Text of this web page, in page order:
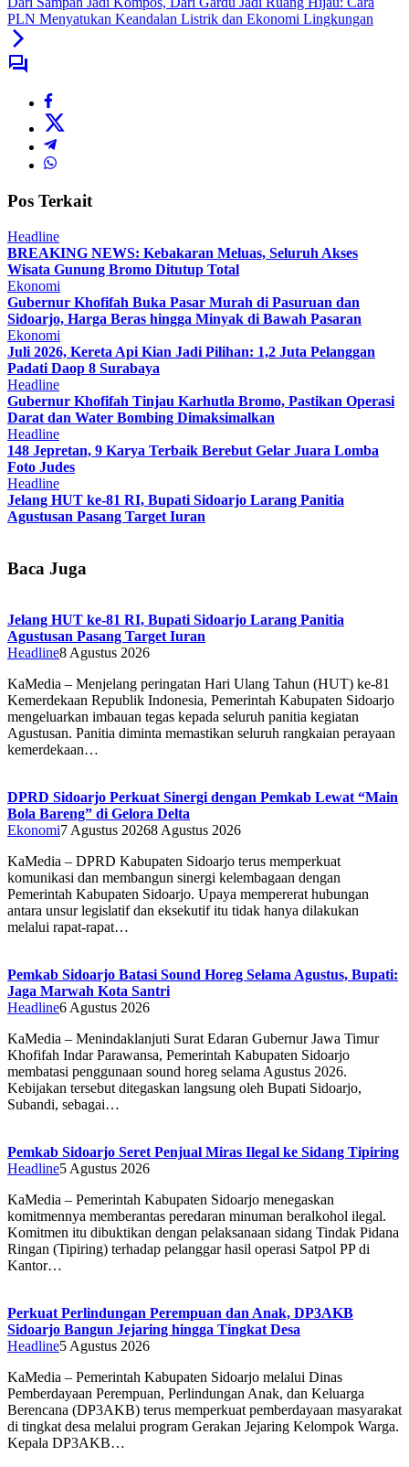
PLN Menyatukan Keandalan Listrik dan Ekonomi Lingkungan
Pos Terkait
Headline
BREAKING NEWS: Kebakaran Meluas, Seluruh Akses
Wisata Gunung Bromo Ditutup Total
Ekonomi
Gubernur Khofifah Buka Pasar Murah di Pasuruan dan
Sidoarjo, Harga Beras hingga Minyak di Bawah Pasaran
Ekonomi
Juli 2026, Kereta Api Kian Jadi Pilihan: 1,2 Juta Pelanggan
Padati Daop 8 Surabaya
Headline
Gubernur Khofifah Tinjau Karhutla Bromo, Pastikan Operasi
Darat dan Water Bombing Dimaksimalkan
Headline
148 Jepretan, 9 Karya Terbaik Berebut Gelar Juara Lomba
Foto Judes
Headline
Jelang HUT ke-81 RI, Bupati Sidoarjo Larang Panitia
Agustusan Pasang Target Iuran
Baca Juga
Jelang HUT ke-81 RI, Bupati Sidoarjo Larang Panitia
Agustusan Pasang Target Iuran
Headline8 Agustus 2026
KaMedia – Menjelang peringatan Hari Ulang Tahun (HUT) ke-81
Kemerdekaan Republik Indonesia, Pemerintah Kabupaten Sidoarjo
mengeluarkan imbauan tegas kepada seluruh panitia kegiatan
Agustusan. Panitia diminta memastikan seluruh rangkaian perayaan
kemerdekaan…
DPRD Sidoarjo Perkuat Sinergi dengan Pemkab Lewat “Main
Bola Bareng” di Gelora Delta
Ekonomi7 Agustus 20268 Agustus 2026
KaMedia – DPRD Kabupaten Sidoarjo terus memperkuat
komunikasi dan membangun sinergi kelembagaan dengan
Pemerintah Kabupaten Sidoarjo. Upaya mempererat hubungan
antara unsur legislatif dan eksekutif itu tidak hanya dilakukan
melalui rapat-rapat…
Pemkab Sidoarjo Batasi Sound Horeg Selama Agustus, Bupati:
Jaga Marwah Kota Santri
Headline6 Agustus 2026
KaMedia – Menindaklanjuti Surat Edaran Gubernur Jawa Timur
Khofifah Indar Parawansa, Pemerintah Kabupaten Sidoarjo
membatasi penggunaan sound horeg selama Agustus 2026.
Kebijakan tersebut ditegaskan langsung oleh Bupati Sidoarjo,
Subandi, sebagai…
Pemkab Sidoarjo Seret Penjual Miras Ilegal ke Sidang Tipiring
Headline5 Agustus 2026
KaMedia – Pemerintah Kabupaten Sidoarjo menegaskan
komitmennya memberantas peredaran minuman beralkohol ilegal.
Komitmen itu dibuktikan dengan pelaksanaan sidang Tindak Pidana
Ringan (Tipiring) terhadap pelanggar hasil operasi Satpol PP di
Kantor…
Perkuat Perlindungan Perempuan dan Anak, DP3AKB
Sidoarjo Bangun Jejaring hingga Tingkat Desa
Headline5 Agustus 2026
KaMedia – Pemerintah Kabupaten Sidoarjo melalui Dinas
Pemberdayaan Perempuan, Perlindungan Anak, dan Keluarga
Berencana (DP3AKB) terus memperkuat pemberdayaan masyarakat
di tingkat desa melalui program Gerakan Jejaring Kelompok Warga.
Kepala DP3AKB…